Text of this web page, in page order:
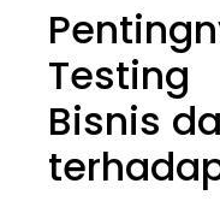
Bisnis